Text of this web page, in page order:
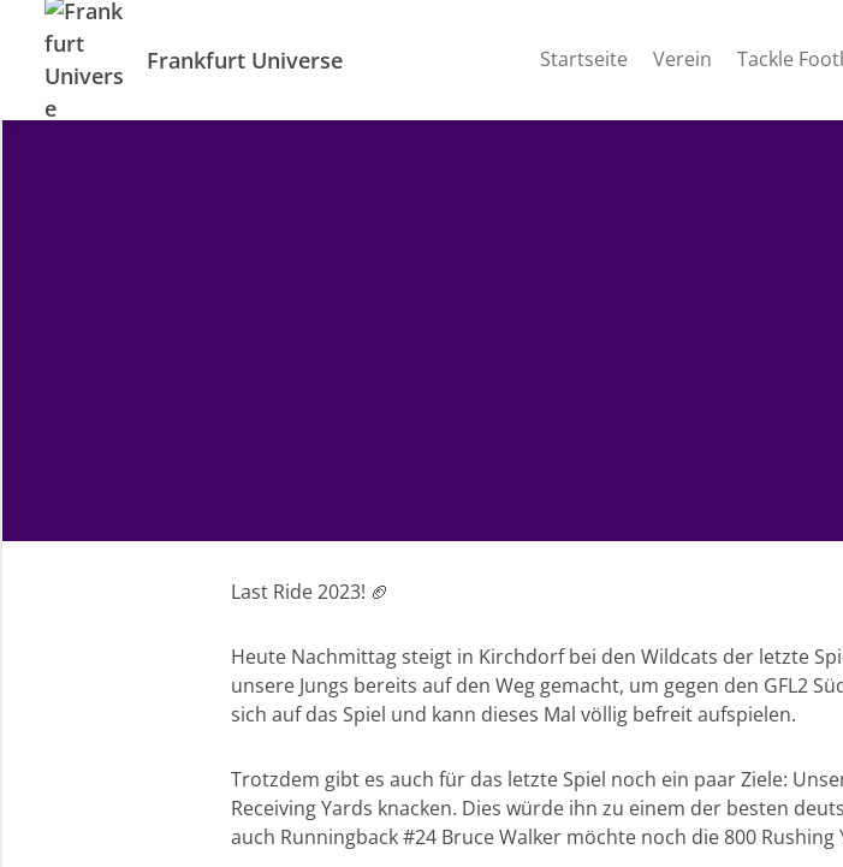
Frankfurt Universe Startseite Verein Tackle
Last Ride 2023! 🏈
Heute Nachmittag steigt in Kirchdorf bei den Wildcats der letzte
unsere Jungs bereits auf den Weg gemacht, um gegen den GFL2
sich auf das Spiel und kann dieses Mal völlig befreit aufspielen.
Trotzdem gibt es auch für das letzte Spiel noch ein paar Ziele:
Receiving Yards knacken. Dies würde ihn zu einem der besten
auch Runningback #24 Bruce Walker möchte noch die 800 Rushing